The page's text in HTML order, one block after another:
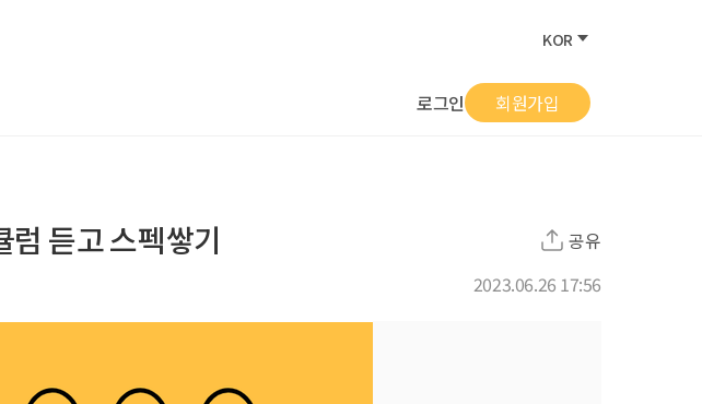
KOR
로그인 회원가입
듣고 스펙쌓기
공유
2023.06.26 17:56